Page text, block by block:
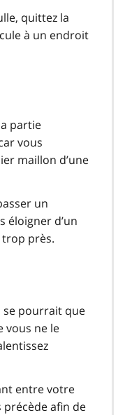
quittez la
à un endroit
partie
vous
maillon d’une
un
éloigner d’un
près.
se pourrait que
vous ne le
entre votre
précède afin de